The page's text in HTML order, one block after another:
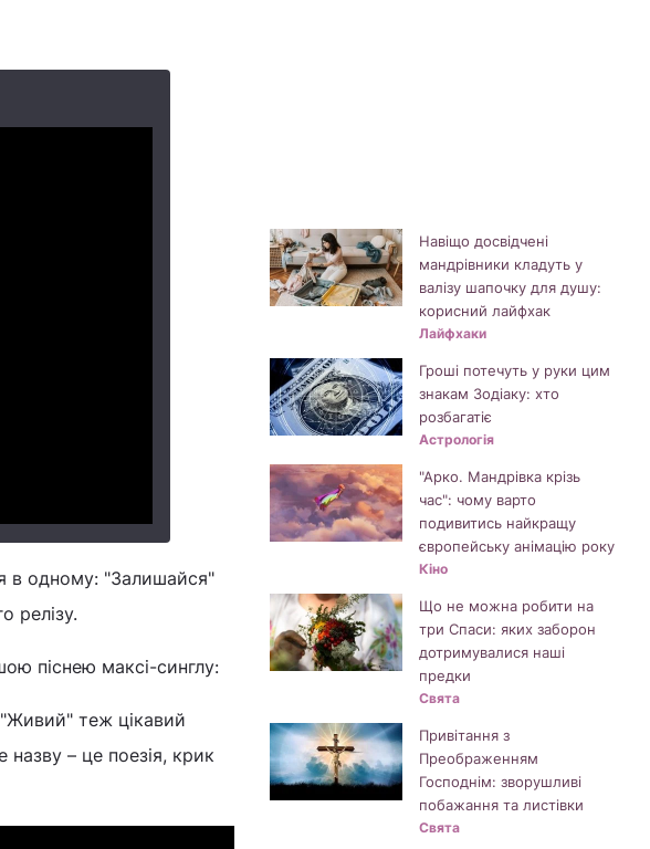
в одному: "Залишайся"
релізу.
піснею максі-синглу:
"Живий" теж цікавий
назву – це поезія, крик
Навіщо досвідчені
мандрівники кладуть у
валізу шапочку для душу:
корисний лайфхак
Лайфхаки
Гроші потечуть у руки цим
знакам Зодіаку: хто
розбагатіє
Астрологія
"Арко. Мандрівка крізь
час": чому варто
подивитись найкращу
європейську анімацію року
Кіно
Що не можна робити на
три Спаси: яких заборон
дотримувалися наші
предки
Свята
Привітання з
Преображенням
Господнім: зворушливі
побажання та листівки
Свята